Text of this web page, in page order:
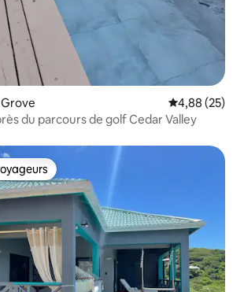
Évaluation
4,88 (25)
du parcours de golf Cedar Valley